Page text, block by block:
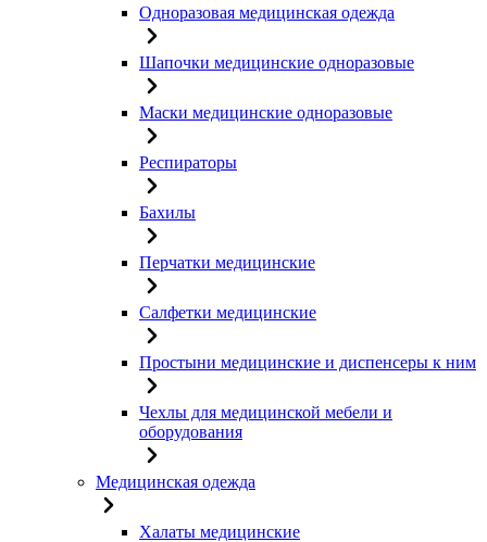
Одноразовая медицинская одежда
Шапочки медицинские одноразовые
Маски медицинские одноразовые
Респираторы
Бахилы
Перчатки медицинские
Салфетки медицинские
Простыни медицинские и диспенсеры к ним
Чехлы для медицинской мебели и
оборудования
Медицинская одежда
Халаты медицинские